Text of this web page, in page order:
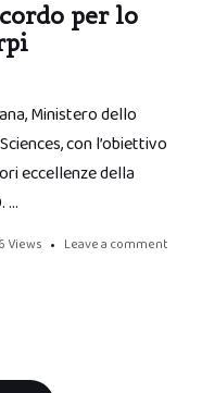
per lo
Ministero dello
con l’obiettivo
eccellenze della
…
Views Leave a comment